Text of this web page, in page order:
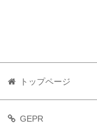
トップページ
GEPR